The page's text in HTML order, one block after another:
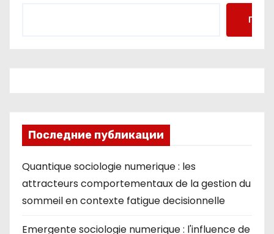
Поиск
Последние публикации
Quantique sociologie numerique : les
attracteurs comportementaux de la gestion du
sommeil en contexte fatigue decisionnelle
Emergente sociologie numerique : l'influence de